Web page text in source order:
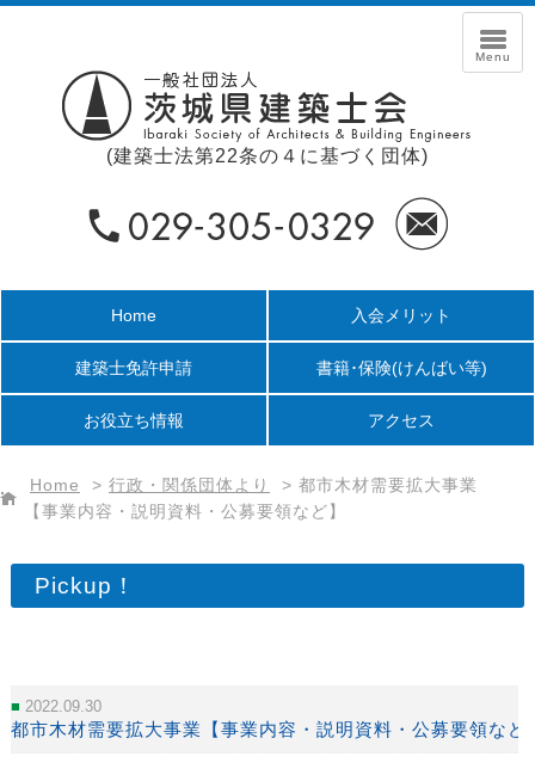
(建築士法第22条の４に基づく団体)
Home 入会メリット
建築士免許申請 書籍･保険(けんばい等)
お役立ち情報 アクセス
Home > 行政・関係団体より > 都市木材需要拡大事業
【事業内容・説明資料・公募要領など】
Pickup！
2022.09.30
都市木材需要拡大事業【事業内容・説明資料・公募要領など